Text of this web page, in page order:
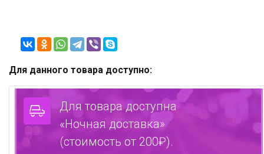
Для данного товара доступно:
Для товара доступна
«Ночная доставка»
(стоимость от 200₽).